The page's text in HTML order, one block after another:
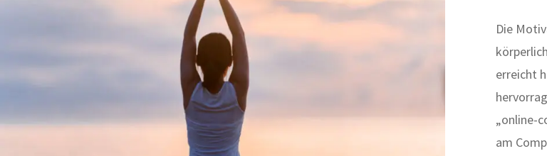
Die
erreicht
„online-
am